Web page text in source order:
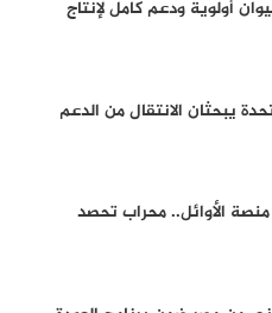
أولوية ودعم كامل لإنتاج
يبحثان الانتقال من الدعم
الأوائل.. محراب تحصد